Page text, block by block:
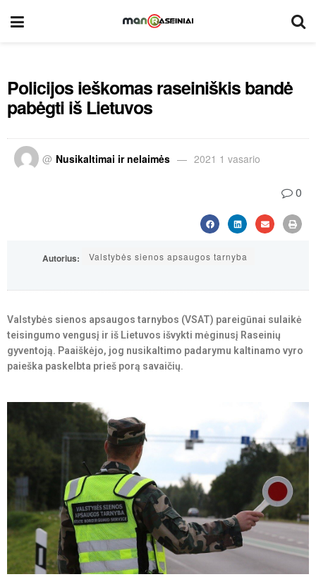
Policijos ieškomas raseiniškis bandė
pabėgti iš Lietuvos
@ Nusikaltimai ir nelaimės 2021 1 vasario
0
Autorius: Valstybės sienos apsaugos tarnyba
Valstybės sienos apsaugos tarnybos (VSAT) pareigūnai sulaikė
teisingumo vengusį ir iš Lietuvos išvykti mėginusį Raseinių
gyventoją. Paaiškėjo, jog nusikaltimo padarymu kaltinamo vyro
paieška paskelbta prieš porą savaičių.